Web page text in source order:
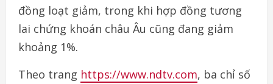
đồng loạt giảm, trong khi hợp đồng tương
lai chứng khoán châu Âu cũng đang giảm
khoảng 1%.
Theo trang https://www.ndtv.com, ba chỉ số